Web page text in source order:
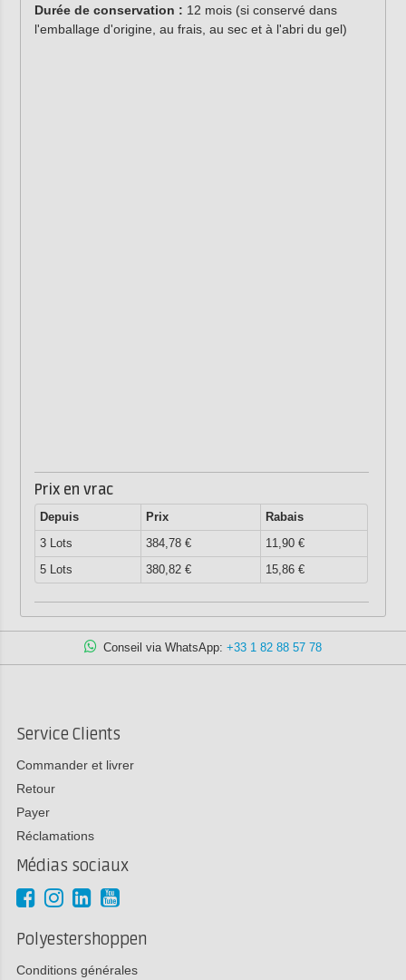
Durée de conservation : 12 mois (si conservé dans
l'emballage d'origine, au frais, au sec et à l'abri du gel)
Prix en vrac
Depuis Prix
Rabais
3 Lots
384,78 €
11,90 €
5 Lots
380,82 € 15,86 €
Conseil via WhatsApp: +33 1 82 88 57 78
Service Clients
Commander et livrer
Retour
Payer
Réclamations
Médias sociaux
Polyestershoppen
Conditions générales